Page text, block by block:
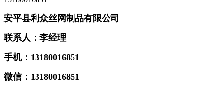
安平县利众丝网制品有限公司
联系人：李经理
手机：13180016851
微信：13180016851